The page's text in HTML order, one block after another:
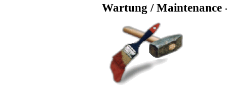
Wartung / Maintenance